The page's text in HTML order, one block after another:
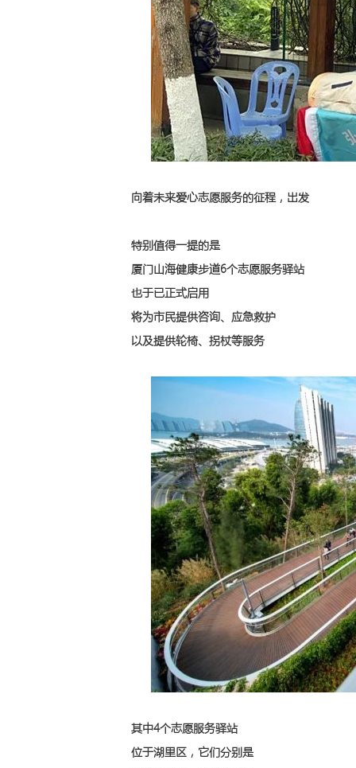
向着未来爱心志愿服务的征程，出发
特别值得一提的是
厦门山海健康步道6个志愿服务驿站
也于已正式启用
将为市民提供咨询、应急救护
以及提供轮椅、拐杖等服务
其中4个志愿服务驿站
位于湖里区，它们分别是